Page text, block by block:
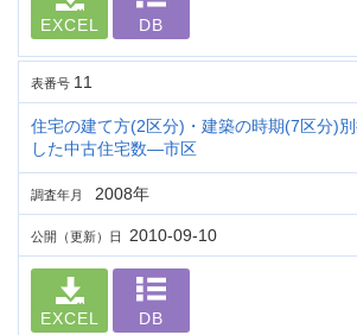
EXCEL DB
表番号 11
住宅の建て方(2区分)・建築の時期(7区分)
した中古住宅数―市区
調査年月 2008年
公開（更新）日 2010-09-10
EXCEL DB